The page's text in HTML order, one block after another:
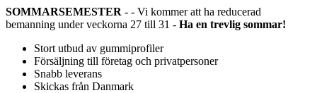
SOMMARSEMESTER - - Vi kommer att ha reducerad
bemanning under veckorna 27 till 31 - Ha en trevlig sommar!
Stort utbud av gummiprofiler
Försäljning till företag och privatpersoner
Snabb leverans
Skickas från Danmark